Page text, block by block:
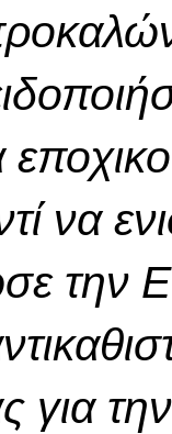
να
την
για